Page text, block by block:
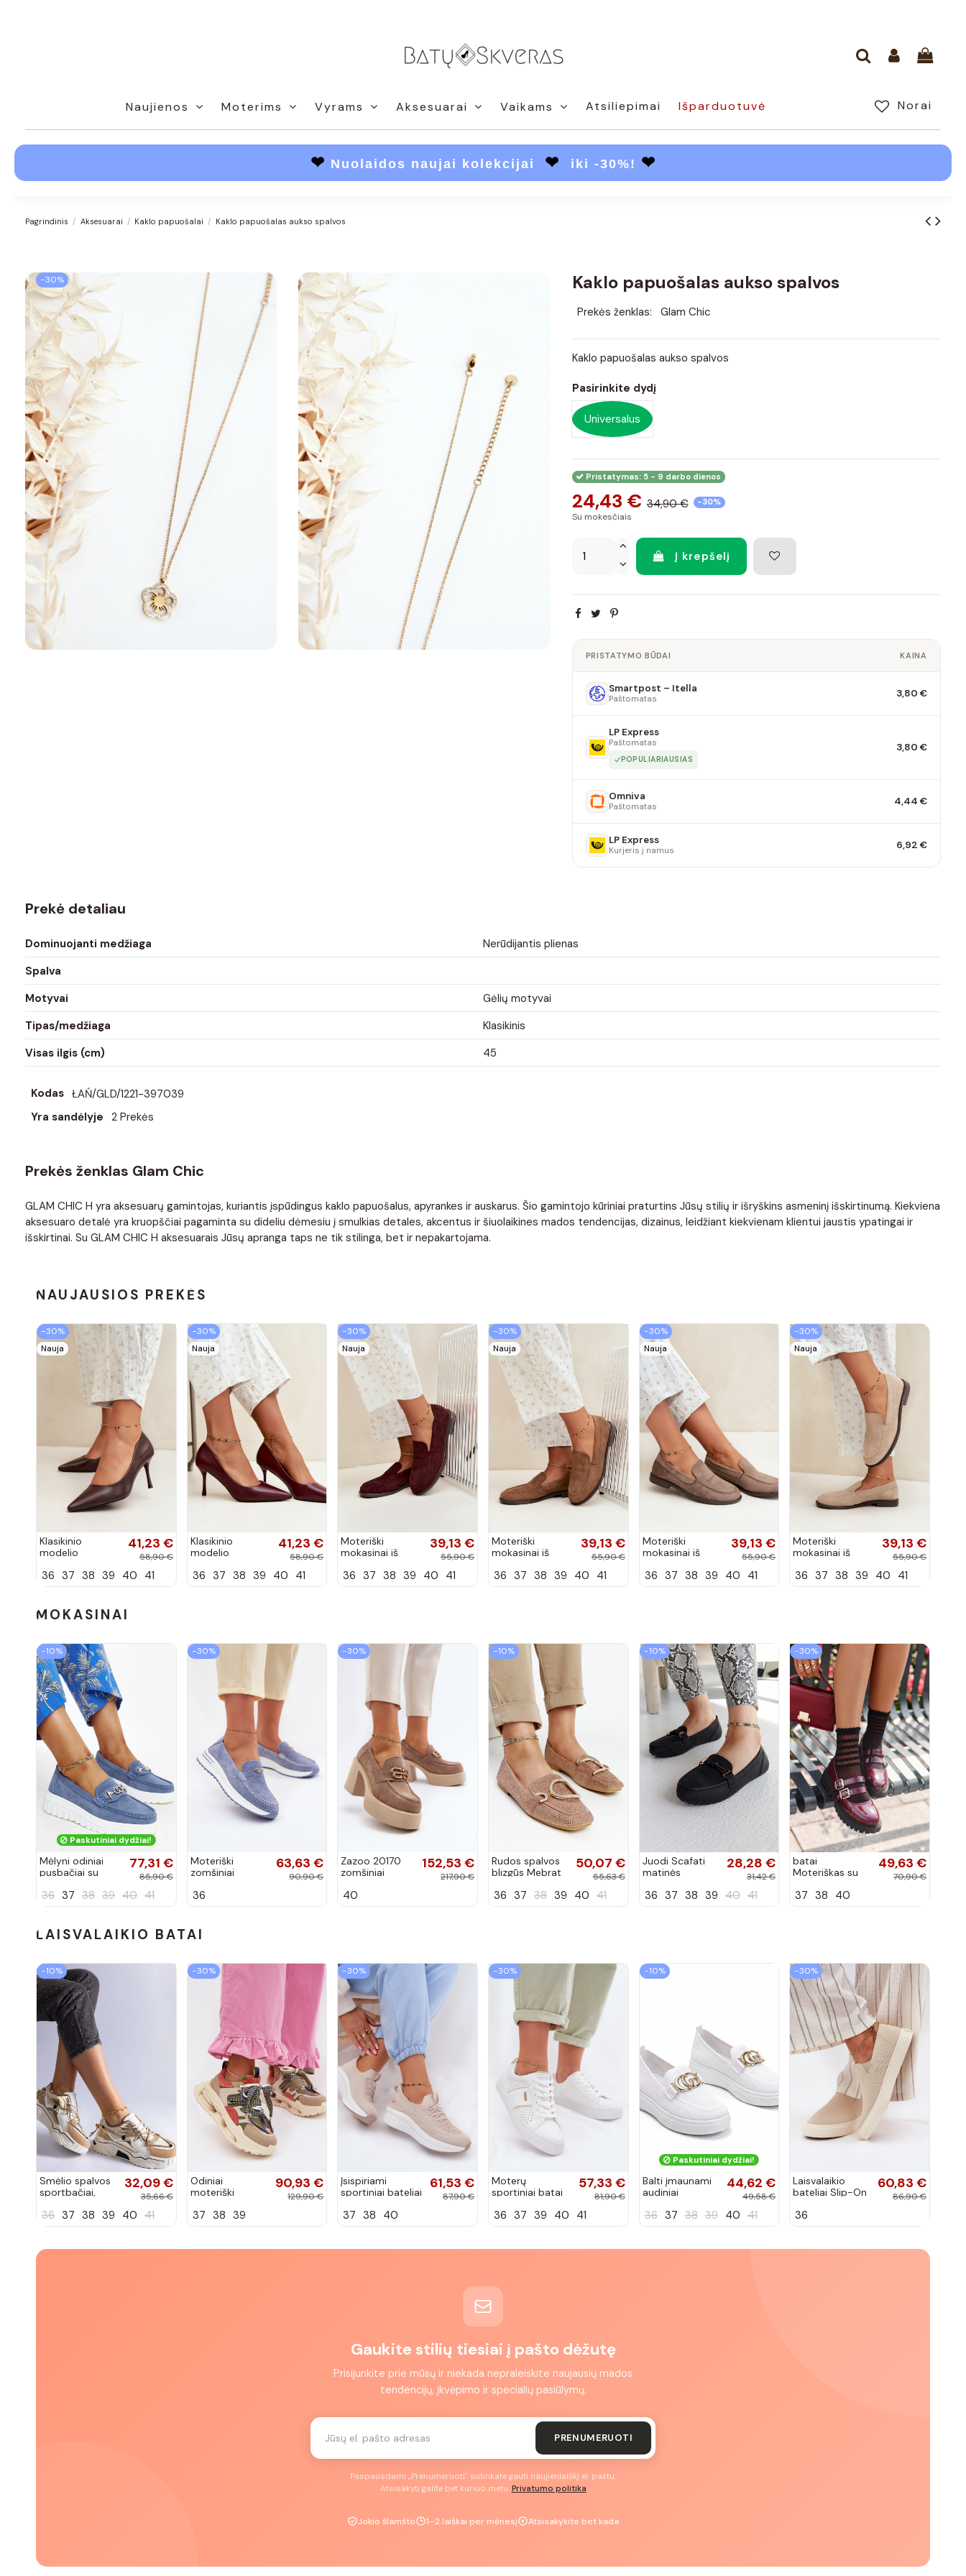
Naujienos Moterims Vyrams Aksesuarai Vaikams Atsiliepimai Norai
Išparduotuvė
❤ Nuolaidos naujai kolekcijai ❤ iki -30%! ❤
Pagrindinis Aksesuarai Kaklo papuošalai Kaklo papuošalas aukso spalvos
−30% Kaklo papuošalas aukso spalvos
Prekės ženklas: Glam Chic
Kaklo papuošalas aukso spalvos
Pasirinkite dydį
Universalus
Pristatymas: 5 - 9 darbo dienos
24,43 € 34,90 € -30%
Su mokesčiais
Į krepšelį
PRISTATYMO BŪDAI KAINA
Smartpost – Itella
Paštomatas 3,80 €
LP Express
Paštomatas
POPULIARIAUSIAS
3,80 €
Omniva
Paštomatas 4,44 €
LP Express
Kurjeris į namus 6,92 €
Prekė detaliau
Dominuojanti medžiaga
Nerūdijantis plienas
Spalva
Motyvai
Gėlių motyvai
Tipas/medžiaga
Klasikinis
Visas ilgis (cm)
45
Kodas ŁAŃ/GLD/1221-397039
Yra sandėlyje 2 Prekės
Prekės ženklas Glam Chic
GLAM CHIC H yra aksesuarų gamintojas, kuriantis įspūdingus kaklo papuošalus, apyrankes ir auskarus. Šio gamintojo kūriniai praturtins Jūsų stilių ir išryškins asmeninį išskirtinumą. Kiekviena
aksesuaro detalė yra kruopščiai pagaminta su dideliu dėmesiu į smulkias detales, akcentus ir šiuolaikines mados tendencijas, dizainus, leidžiant kiekvienam klientui jaustis ypatingai ir
išskirtinai. Su GLAM CHIC H aksesuarais Jūsų apranga taps ne tik stilinga, bet ir nepakartojama.
NAUJAUSIOS PREKĖS
−30%
Nauja
Klasikinio
modelio
bateliai iš
spalvos Nesha
41,23 €
58,90 €
36 37 38 39 40 41
−30%
Nauja
Klasikinio
modelio
bateliai iš
41,23 €
58,90 €
36 37 38 39 40 41
−30%
Nauja
Moteriški
mokasinai iš
zomšos, bordo
39,13 €
55,90 €
36 37 38 39 40 41
−30%
Nauja
Moteriški
mokasinai iš
zomšos, rudos
39,13 €
55,90 €
36 37 38 39 40 41
−30%
Nauja
Moteriški
mokasinai iš
zomšos, molio
39,13 €
55,90 €
36 37 38 39 40 41
−30%
Nauja
Moteriški
mokasinai iš
zomšos, smėlio
39,13 €
55,90 €
36 37 38 39 40 41
MOKASINAI
−10%
Paskutiniai dydžiai!
Mėlyni odiniai
pusbačiai su
sagtimi Taija
77,31 €
85,90 €
36 37 38 39 40 41
−30%
Moteriški
zomšiniai
Demela mėlynos
63,63 €
90,90 €
36
−30%
Zazoo 20170
zomšiniai
kulniukais
152,53 €
217,90 €
40
−10%
Rudos spalvos
blizgūs Mebrat
50,07 €
55,63 €
36 37 38 39 40 41
−10%
Juodi Scafati
matinės
28,28 €
31,42 €
36 37 38 39 40 41
−30%
batai
Moteriškas su
lako efektu
49,63 €
70,90 €
37 38 40
LAISVALAIKIO BATAI
−10%
Smėlio spalvos
sportbačiai,
Valdez cirkonio
32,09 €
35,66 €
36 37 38 39 40 41
−30%
Odiniai
moteriški
platforma D&A
90,93 €
129,90 €
37 38 39
−30%
Įsispiriami
sportiniai bateliai
smėlio spalvos
61,53 €
87,90 €
37 38 40
−30%
Moterų
sportiniai batai
elementais Big
57,33 €
81,90 €
36 37 39 40 41
−10%
Paskutiniai dydžiai!
Balti įmaunami
audiniai
sagtele
44,62 €
49,58 €
36 37 38 39 40 41
−30%
Laisvalaikio
bateliai Slip-On
RR274721 smėlio
60,83 €
86,90 €
36
Gaukite stilių tiesiai į pašto dėžutę
Prisijunkite prie mūsų ir niekada nepraleiskite naujausių mados
tendencijų, įkvėpimo ir specialių pasiūlymų.
PRENUMERUOTI
Paspausdami „Prenumeruoti" sutinkate gauti naujienlaiškį el. paštu.
Atsisakyti galite bet kuriuo metu. Privatumo politika
Jokio šlamšto 1–2 laiškai per mėnesį Atsisakykite bet kada